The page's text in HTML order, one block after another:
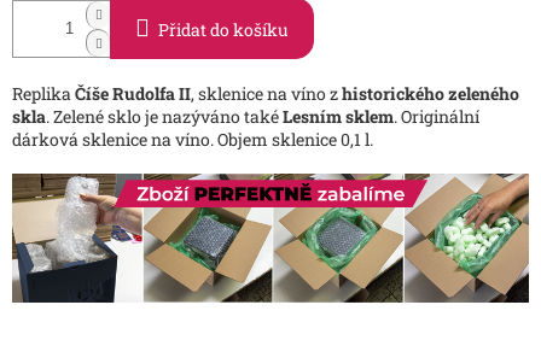
Přidat do košíku
ReplikaČíše Rudolfa II, sklenice na víno zhistorického zeleného
skla. Zelené sklo je nazýváno takéLesním sklem. Originální
dárková sklenice na víno. Objem sklenice 0,1 l.